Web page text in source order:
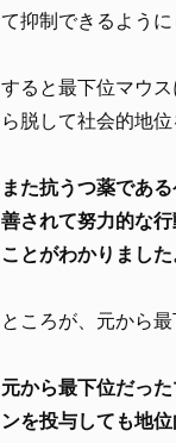
て抑制できるように
すると最下位マウ
ら脱して社会的地
また抗うつ薬であ
善されて努力的な
ことがわかりました
ところが、元から
元から最下位だっ
ンを投与しても地